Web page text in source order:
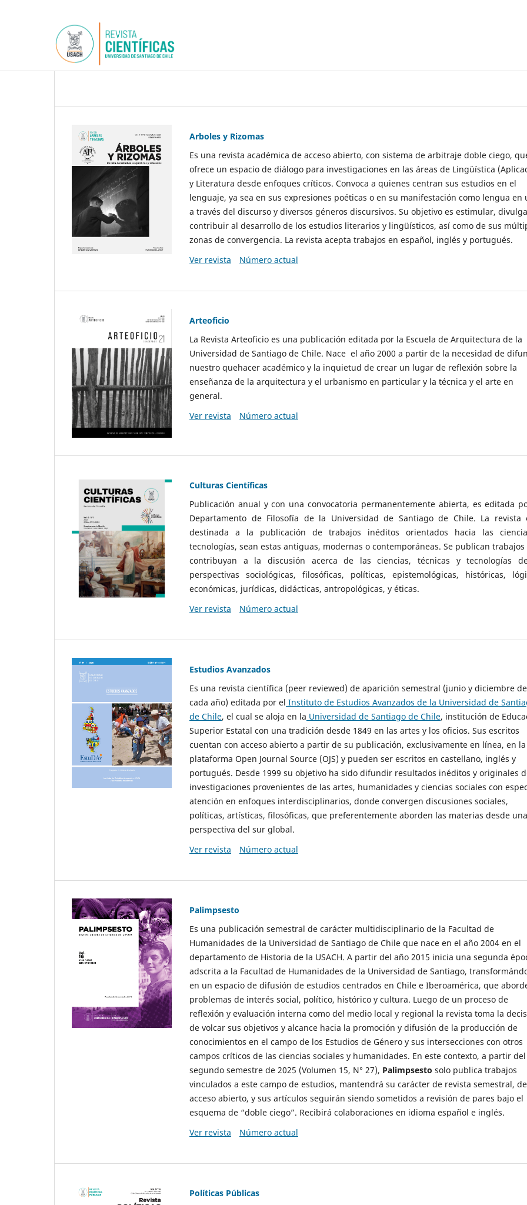
Arboles y Rizomas
Es una revista académica de acceso abierto, con sistema de arbitraje doble ciego,
ofrece un espacio de diálogo para investigaciones en las áreas de Lingüística
y Literatura desde enfoques críticos. Convoca a quienes centran sus estudios en el
lenguaje, ya sea en sus expresiones poéticas o en su manifestación como lengua en
a través del discurso y diversos géneros discursivos. Su objetivo es estimular,
contribuir al desarrollo de los estudios literarios y lingüísticos, así como de sus
zonas de convergencia. La revista acepta trabajos en español, inglés y portugués.
Ver revista
Número actual
Arteoficio
La Revista Arteoficio es una publicación editada por la Escuela de Arquitectura de la
Universidad de Santiago de Chile. Nace el año 2000 a partir de la necesidad de
nuestro quehacer académico y la inquietud de crear un lugar de reflexión sobre la
enseñanza de la arquitectura y el urbanismo en particular y la técnica y el arte en
general.
Ver revista
Número actual
Culturas Científicas
Publicación anual y con una convocatoria permanentemente abierta, es editada
Departamento de Filosofía de la Universidad de Santiago de Chile. La revista
destinada a la publicación de trabajos inéditos orientados hacia las
tecnologías, sean estas antiguas, modernas o contemporáneas. Se publican
contribuyan a la discusión acerca de las ciencias, técnicas y tecnologías
perspectivas sociológicas, filosóficas, políticas, epistemológicas, históricas,
económicas, jurídicas, didácticas, antropológicas, y éticas.
Ver revista
Número actual
Estudios Avanzados
Es una revista científica (peer reviewed) de aparición semestral (junio y diciembre de
cada año) editada por el Instituto de Estudios Avanzados de la Universidad de
de Chile, el cual se aloja en la Universidad de Santiago de Chile, institución de
Superior Estatal con una tradición desde 1849 en las artes y los oficios. Sus escritos
cuentan con acceso abierto a partir de su publicación, exclusivamente en línea, en la
plataforma Open Journal Source (OJS) y pueden ser escritos en castellano, inglés y
portugués. Desde 1999 su objetivo ha sido difundir resultados inéditos y originales
investigaciones provenientes de las artes, humanidades y ciencias sociales con
atención en enfoques interdisciplinarios, donde convergen discusiones sociales,
políticas, artísticas, filosóficas, que preferentemente aborden las materias desde una
perspectiva del sur global.
Ver revista
Número actual
Palimpsesto
Es una publicación semestral de carácter multidisciplinario de la Facultad de
Humanidades de la Universidad de Santiago de Chile que nace en el año 2004 en el
departamento de Historia de la USACH. A partir del año 2015 inicia una segunda
adscrita a la Facultad de Humanidades de la Universidad de Santiago,
en un espacio de difusión de estudios centrados en Chile e Iberoamérica, que
problemas de interés social, político, histórico y cultura. Luego de un proceso de
reflexión y evaluación interna como del medio local y regional la revista toma la
de volcar sus objetivos y alcance hacia la promoción y difusión de la producción de
conocimientos en el campo de los Estudios de Género y sus intersecciones con otros
campos críticos de las ciencias sociales y humanidades. En este contexto, a partir del
segundo semestre de 2025 (Volumen 15, N° 27), Palimpsesto solo publica trabajos
vinculados a este campo de estudios, mantendrá su carácter de revista semestral, de
acceso abierto, y sus artículos seguirán siendo sometidos a revisión de pares bajo el
esquema de “doble ciego”. Recibirá colaboraciones en idioma español e inglés.
Ver revista
Número actual
Políticas Públicas